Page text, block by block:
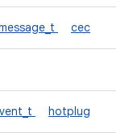
cec
hotplug